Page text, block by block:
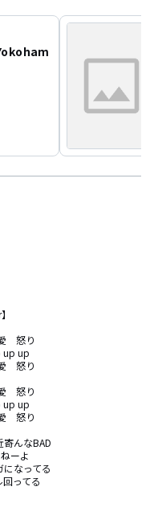
　怒り
up up
　怒り
　怒り
up up
　怒り
んなBAD
ーよ
なってる
回ってる